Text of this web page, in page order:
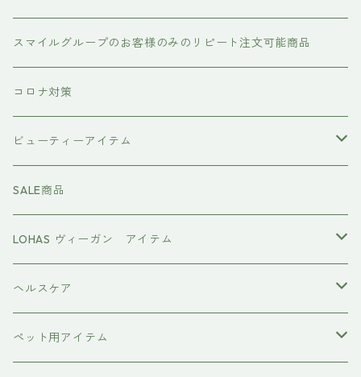
#イマヘア
the u （bihatsu）
トリートメント ヘアマスク（インバス）
流さないトリートメント（アウトバス）
#イマヘア
頭皮ケアアイテム
強髪
ダークニル
スタイリング剤
N .（エヌドット）
インプライム
塩基性カラー剤
クロマID
あおつぶ
スマイルグループのお客様のみのリピート注文可能商品
コロナ対策
ビューティーアイテム
MTG REFA
ヤーマン YAMAN
美容液
オールインワンジェル
ボディソープ
SALE商品
LOHAS ヴィーガン アイテム
ヴィーガン認証
ヘルスケア
エイジングケア
ペット用アイテム